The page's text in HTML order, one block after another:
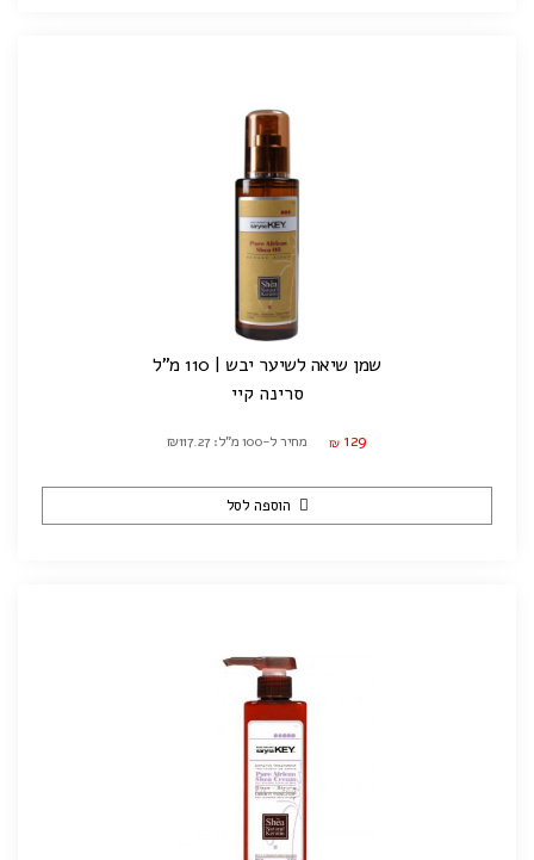
שמן שיאה לשיער יבש | 110 מ"ל
סרינה קיי
₪ 129 מחיר ל-100 מ"ל: ₪117.27
הוספה לסל